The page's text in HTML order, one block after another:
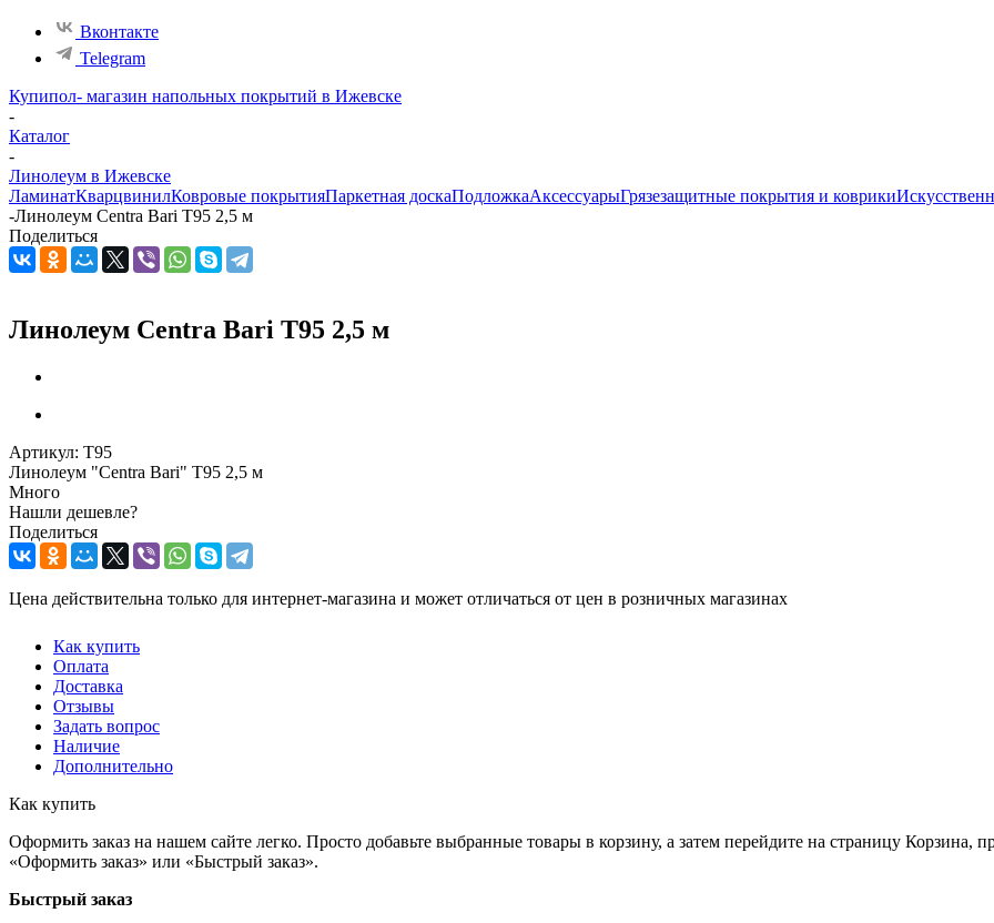
Вконтакте
Telegram
Купипол- магазин напольных покрытий в Ижевске
-
Каталог
-
Линолеум в Ижевске
ЛаминатКварцвинилКовровые покрытияПаркетная доскаПодложкаАксессуарыГрязезащитные покрытия и коврики
-Линолеум Centra Bari T95 2,5 м
Поделиться
Линолеум Centra Bari T95 2,5 м
Артикул: T95
Линолеум "Centra Bari" T95 2,5 м
Много
Нашли дешевле?
Поделиться
Цена действительна только для интернет-магазина и может отличаться от цен в розничных магазинах
Как купить
Оплата
Доставка
Отзывы
Задать вопрос
Наличие
Дополнительно
Как купить
Оформить заказ на нашем сайте легко. Просто добавьте выбранные товары в корзину, а затем перейдите на страницу Корзина,
«Оформить заказ» или «Быстрый заказ».
Быстрый заказ